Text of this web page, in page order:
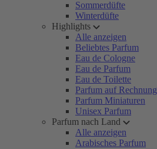
Sommerdüfte
Winterdüfte
Highlights
Alle anzeigen
Beliebtes Parfum
Eau de Cologne
Eau de Parfum
Eau de Toilette
Parfum auf Rechnung
Parfum Miniaturen
Unisex Parfum
Parfum nach Land
Alle anzeigen
Arabisches Parfum